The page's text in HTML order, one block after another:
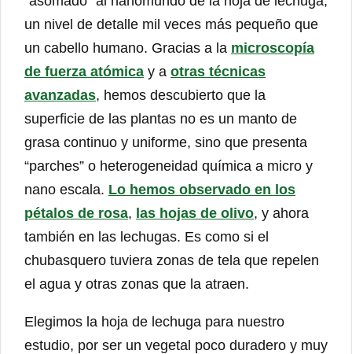
un nivel de detalle mil veces más pequeño que
un cabello humano. Gracias a la microscopía
de fuerza atómica y a otras técnicas
avanzadas, hemos descubierto que la
superficie de las plantas no es un manto de
grasa continuo y uniforme, sino que presenta
“parches” o heterogeneidad química a micro y
nano escala. Lo hemos observado en los
pétalos de rosa, las hojas de olivo, y ahora
también en las lechugas. Es como si el
chubasquero tuviera zonas de tela que repelen
el agua y otras zonas que la atraen.
Elegimos la hoja de lechuga para nuestro
estudio, por ser un vegetal poco duradero y muy